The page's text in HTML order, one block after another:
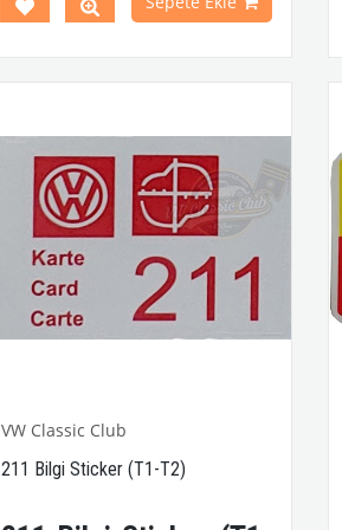
1968-1979 Yılları Arasındaki T2
VW Classic Club
211 Bilgi Sticker (T1-T2)